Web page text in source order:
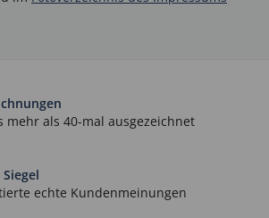
mehr als 40-mal ausgezeichnet
echte Kundenmeinungen